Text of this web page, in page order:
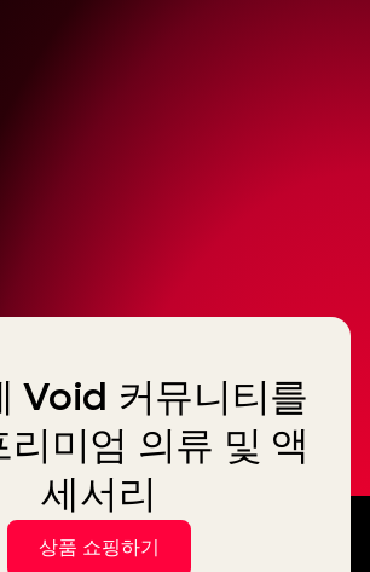
Void 커뮤니티를
리미엄 의류 및 액
세서리
상품 쇼핑하기